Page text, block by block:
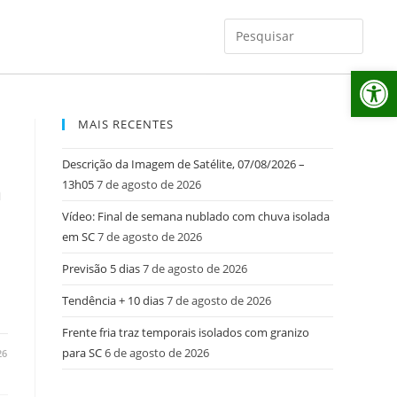
MAIS RECENTES
Descrição da Imagem de Satélite, 07/08/2026 –
13h057 de agosto de 2026
Vídeo: Final de semana nublado com chuva isolada
em SC7 de agosto de 2026
Previsão 5 dias7 de agosto de 2026
Tendência + 10 dias7 de agosto de 2026
Frente fria traz temporais isolados com granizo
para SC6 de agosto de 2026